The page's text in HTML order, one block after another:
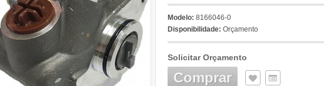
Modelo: 8166046-0
Disponibilidade: Orçamento
Solicitar Orçamento
Comprar